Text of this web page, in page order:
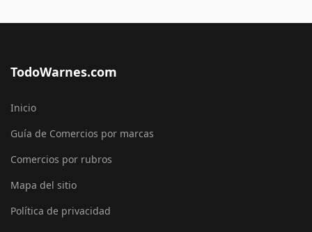
TodoWarnes.com
Inicio
Guía de Comercios por marcas
Comercios por rubros
Mapa del sitio
Política de privacidad